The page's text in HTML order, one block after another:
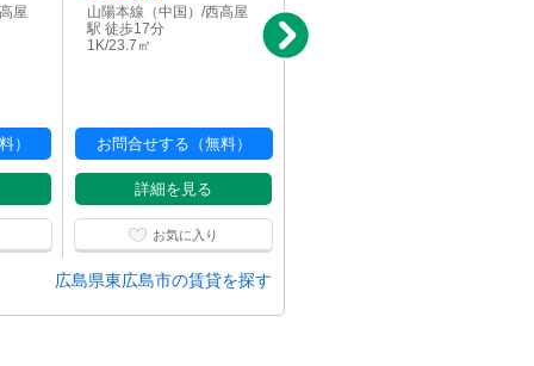
屋
）
山陽本線（中国）/西高屋
駅 徒歩17分
1K/23.7㎡
お問合せする（無料）
詳細を見る
お気に入り
山陽本線（中国）/西高屋
広島県東広島市の賃貸を探す